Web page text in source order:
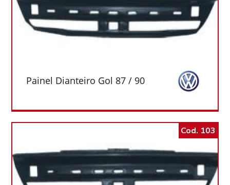
Painel Dianteiro Gol 87 / 90
Cod. 103